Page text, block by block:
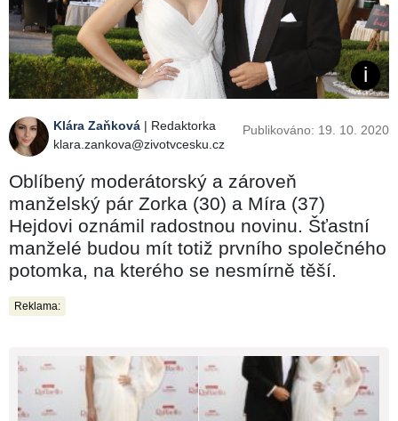
Klára Zaňková | Redaktorka
klara.zankova@zivotvcesku.cz
Publikováno: 19. 10. 2020
Oblíbený moderátorský a zároveň
manželský pár Zorka (30) a Míra (37)
Hejdovi oznámil radostnou novinu. Šťastní
manželé budou mít totiž prvního společného
potomka, na kterého se nesmírně těší.
Reklama: